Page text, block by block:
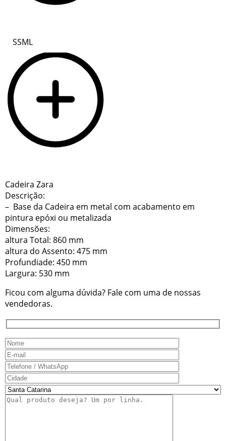
SSML
Cadeira Zara
Descrição:
– Base da Cadeira em metal com acabamento em
pintura epóxi ou metalizada
Dimensões:
altura Total: 860 mm
altura do Assento: 475 mm
Profundiade: 450 mm
Largura: 530 mm
Ficou com alguma dúvida? Fale com uma de nossas
vendedoras.